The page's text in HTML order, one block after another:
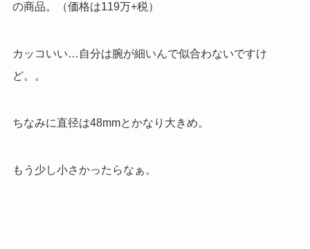
の商品。（価格は119万+税）
カッコいい… 自分は腕が細いんで似合わないですけ
ど。。
ちなみに直径は48mmとかなり大きめ。
もう少し小さかったらなぁ。